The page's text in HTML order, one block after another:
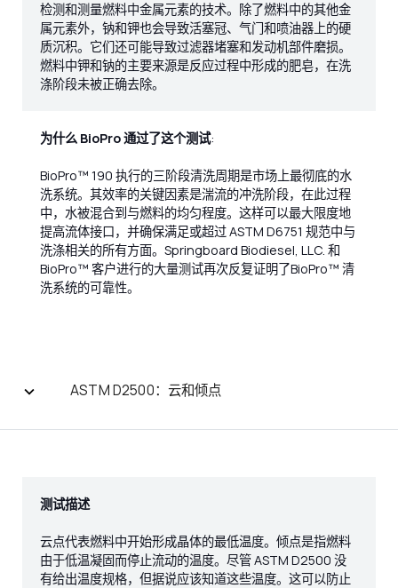
检测和测量燃料中金属元素的技术。除了燃料中的其他金
属元素外，钠和钾也会导致活塞冠、气门和喷油器上的硬
质沉积。它们还可能导致过滤器堵塞和发动机部件磨损。
燃料中钾和钠的主要来源是反应过程中形成的肥皂，在洗
涤阶段未被正确去除。
为什么 BioPro 通过了这个测试:
BioPro™ 190 执行的三阶段清洗周期是市场上最彻底的水
洗系统。其效率的关键因素是湍流的冲洗阶段，在此过程
中，水被混合到与燃料的均匀程度。这样可以最大限度地
提高流体接口，并确保满足或超过 ASTM D6751 规范中与
洗涤相关的所有方面。Springboard Biodiesel, LLC. 和
BioPro™ 客户进行的大量测试再次反复证明了BioPro™ 清
洗系统的可靠性。
ASTM D2500：云和倾点
测试描述
云点代表燃料中开始形成晶体的最低温度。倾点是指燃料
由于低温凝固而停止流动的温度。尽管 ASTM D2500 没
有给出温度规格，但据说应该知道这些温度。这可以防止